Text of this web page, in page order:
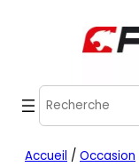
Recherche
Accueil / Occasion